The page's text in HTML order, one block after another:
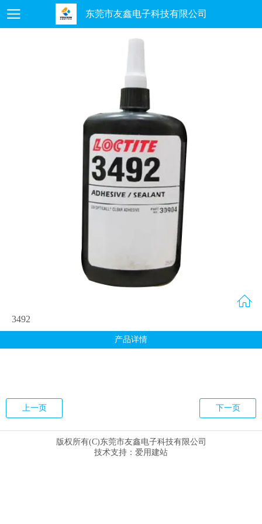
东莞市友鑫电子科技有限公司
3492
产品详情
上一页 下一页
版权所有(C)东莞市友鑫电子科技有限公司
技术支持： 爱用建站